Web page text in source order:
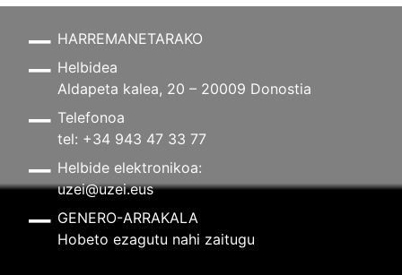
HARREMANETARAKO
Helbidea
Aldapeta kalea, 20 – 20009 Donostia
Telefonoa
tel: +34 943 47 33 77
Helbide elektronikoa:
uzei@uzei.eus
GENERO-ARRAKALA
Hobeto ezagutu nahi zaitugu